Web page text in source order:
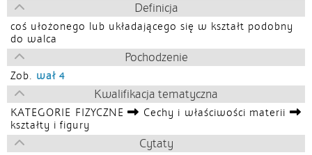
Definicja
coś ułożonego lub układającego się w kształt podobny
do walca
Pochodzenie
Zob. wał 4
Kwalifikacja tematyczna
KATEGORIE FIZYCZNE
Cechy i właściwości materii
kształty i figury
Cytaty